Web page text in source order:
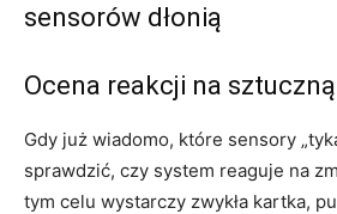
sensorów dłonią
Ocena reakcji na
Gdy już wiadomo, które sensory
sprawdzić, czy system reaguje na
tym celu wystarczy zwykła kartka,